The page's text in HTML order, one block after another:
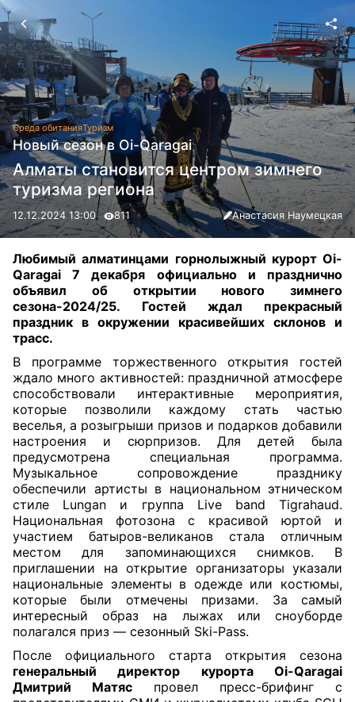
Среда обитанияТуризм
Новый сезон в Oi-Qaragai
Алматы становится центром зимнего
туризма региона
12.12.2024 13:00 811 Анастасия Наумецкая
Любимый алматинцами горнолыжный курорт Oi-
Qaragai 7 декабря официально и празднично
объявил об открытии нового зимнего
сезона-2024/25. Гостей ждал прекрасный
праздник в окружении красивейших склонов и
трасс.
В программе торжественного открытия гостей
ждало много активностей: праздничной атмосфере
способствовали интерактивные мероприятия,
которые позволили каждому стать частью
веселья, а розыгрыши призов и подарков добавили
настроения и сюрпризов. Для детей была
предусмотрена специальная программа.
Музыкальное сопровождение празднику
обеспечили артисты в национальном этническом
стиле Lungan и группа Live band Tigrahaud.
Национальная фотозона с красивой юртой и
участием батыров-великанов стала отличным
местом для запоминающихся снимков. В
приглашении на открытие организаторы указали
национальные элементы в одежде или костюмы,
которые были отмечены призами. За самый
интересный образ на лыжах или сноуборде
полагался приз — сезонный Ski-Pass.
После официального старта открытия сезона
генеральный директор курорта Oi-Qaragai
Дмитрий Матяс провел пресс-брифинг с